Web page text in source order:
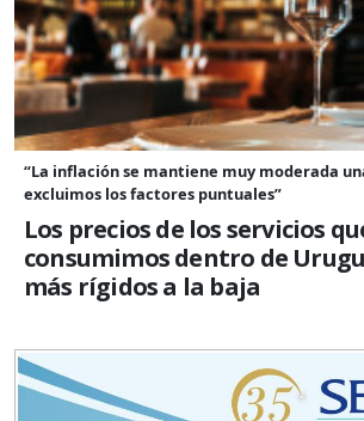
“La inflación se mantiene muy moderada
excluimos los factores puntuales”
Los precios de los servicios
consumimos dentro de
más rígidos a la baja